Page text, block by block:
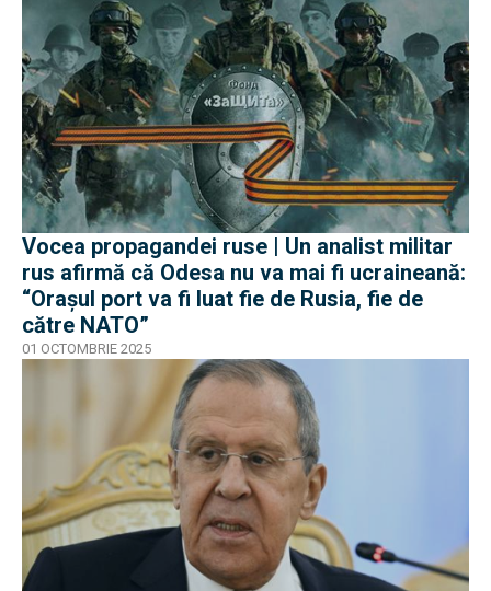
Vocea propagandei ruse | Un analist militar
rus afirmă că Odesa nu va mai fi ucraineană:
“Orașul port va fi luat fie de Rusia, fie de
către NATO”
01 OCTOMBRIE 2025